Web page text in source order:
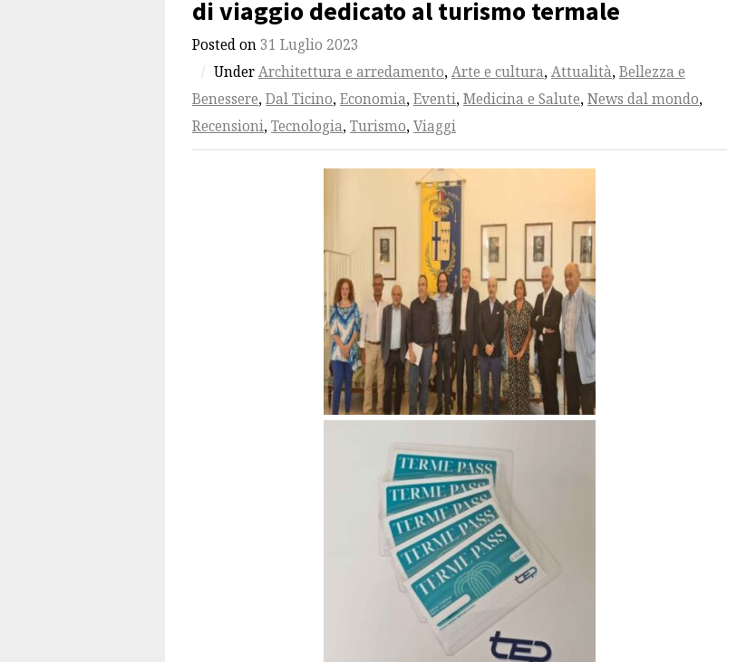
di viaggio dedicato al turismo termale
Posted on31 Luglio 2023
/ UnderArchitettura e arredamento,Arte e cultura,Attualità,Bellezza e
Benessere,Dal Ticino,Economia,Eventi,Medicina e Salute,News dal mondo,
Recensioni,Tecnologia,Turismo,Viaggi